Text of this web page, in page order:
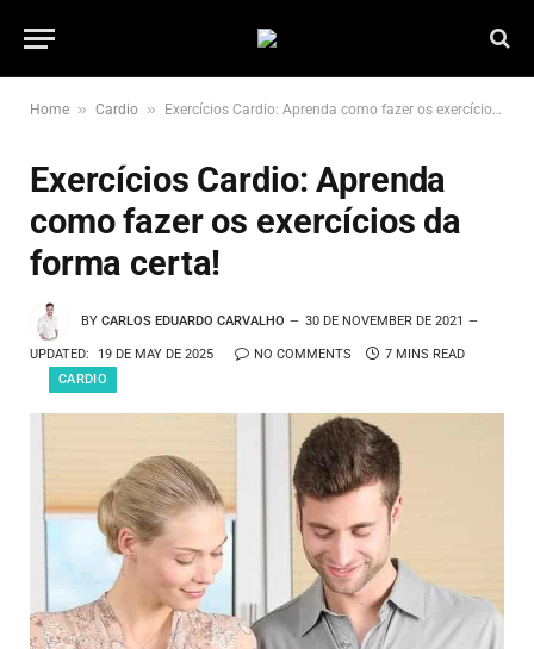
Home » Cardio » Exercícios Cardio: Aprenda como fazer os exercícios da forma certa!
Exercícios Cardio: Aprenda
como fazer os exercícios da
forma certa!
BY CARLOS EDUARDO CARVALHO 30 DE NOVEMBER DE 2021
UPDATED: 19 DE MAY DE 2025 NO COMMENTS
7 MINS READ
CARDIO